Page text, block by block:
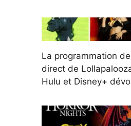
La programmation
direct de
Hulu et Disney+